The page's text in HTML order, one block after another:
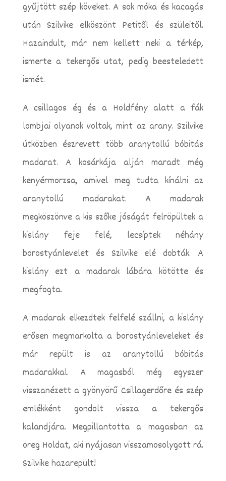
gyűjtött szép köveket. A sok móka és kacagás
után Szilvike elköszönt Petitől és szüleitől.
Hazaindult, már nem kellett neki a térkép,
ismerte a tekergős utat, pedig beesteledett
ismét.
A csillagos ég és a Holdfény alatt a fák
lombjai olyanok voltak, mint az arany. Szilvike
útközben észrevett több aranytollú bóbitás
madarat. A kosárkája alján maradt még
kenyérmorzsa, amivel meg tudta kínálni az
aranytollú madarakat. A madarak
megköszönve a kis szőke jóságát felröpültek a
kislány feje felé, lecsíptek néhány
borostyánlevelet és Szilvike elé dobták. A
kislány ezt a madarak lábára kötötte és
megfogta.
A madarak elkezdtek felfelé szállni, a kislány
erősen megmarkolta a borostyánleveleket és
már repült is az aranytollú bóbitás
madarakkal. A magasból még egyszer
visszanézett a gyönyörű Csillagerdőre és szép
emlékként gondolt vissza a tekergős
kalandjára. Megpillantotta a magasban az
öreg Holdat, aki nyájasan visszamosolygott rá.
Szilvike hazarepült!